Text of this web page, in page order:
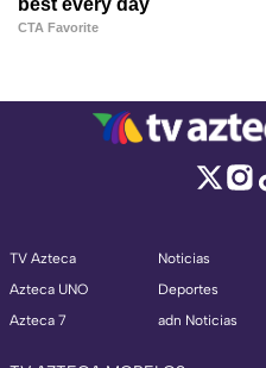
TV Azteca
Azteca UNO
Azteca 7
Noticias
Deportes
adn Noticias